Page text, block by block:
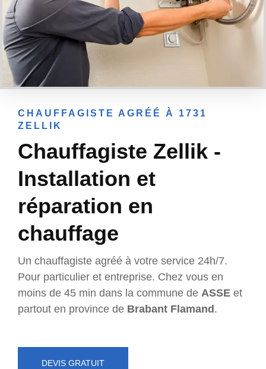
CHAUFFAGISTE AGRÉÉ À 1731
ZELLIK
Chauffagiste Zellik -
Installation et
réparation en
chauffage
Un chauffagiste agréé à votre service 24h/7.
Pour particulier et entreprise. Chez vous en
moins de 45 min dans la commune de ASSE et
partout en province de Brabant Flamand .
DEVIS GRATUIT